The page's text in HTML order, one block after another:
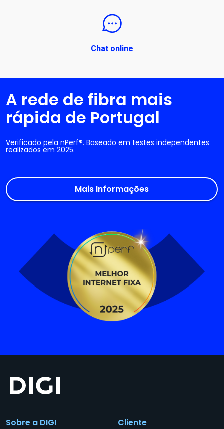
Chat online
A rede de fibra mais
rápida de Portugal
Verificado pela nPerf®. Baseado em testes independentes
realizados em 2025.
Mais Informações
Sobre a DIGI Cliente